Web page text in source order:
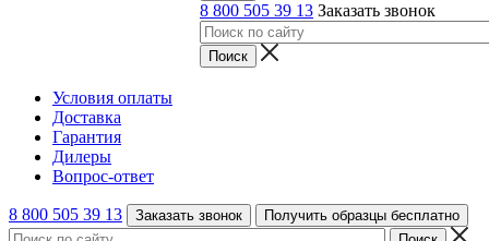
8 800 505 39 13 Заказать звонок
Условия оплаты
Доставка
Гарантия
Дилеры
Вопрос-ответ
8 800 505 39 13 Заказать звонок Получить образцы бесплатно